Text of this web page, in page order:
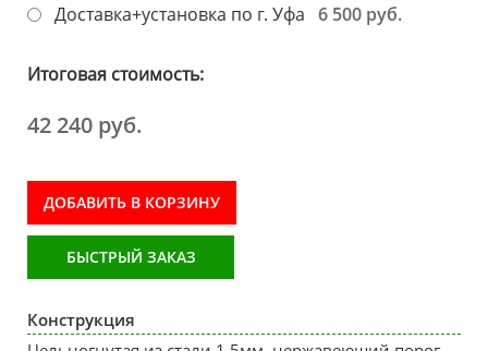
Доставка+установка по г. Уфа 6 500 руб.
Итоговая стоимость:
42 240 руб.
ДОБАВИТЬ В КОРЗИНУ
БЫСТРЫЙ ЗАКАЗ
Конструкция